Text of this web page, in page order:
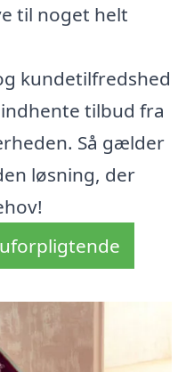
til noget helt
kundetilfredshed
tilbud fra
Så gælder
løsning, der